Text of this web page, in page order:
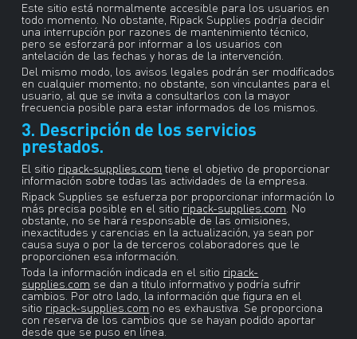
Este sitio está normalmente accesible para los usuarios en
todo momento. No obstante, Ripack Supplies podría decidir
una interrupción por razones de mantenimiento técnico,
pero se esforzará por informar a los usuarios con
antelación de las fechas y horas de la intervención.
Del mismo modo, los avisos legales podrán ser modificados
en cualquier momento; no obstante, son vinculantes para el
usuario, al que se invita a consultarlos con la mayor
frecuencia posible para estar informados de los mismos.
3. Descripción de los servicios
prestados.
El sitio ripack-supplies.com tiene el objetivo de proporcionar
información sobre todas las actividades de la empresa.
Ripack Supplies se esfuerza por proporcionar información lo
más precisa posible en el sitio ripack-supplies.com . No
obstante, no se hará responsable de las omisiones,
inexactitudes y carencias en la actualización, ya sean por
causa suya o por la de terceros colaboradores que le
proporcionen esa información.
Toda la información indicada en el sitio ripack-
supplies.com se dan a título informativo y podría sufrir
cambios. Por otro lado, la información que figura en el
sitio ripack-supplies.com no es exhaustiva. Se proporciona
con reserva de los cambios que se hayan podido aportar
desde que se puso en línea.